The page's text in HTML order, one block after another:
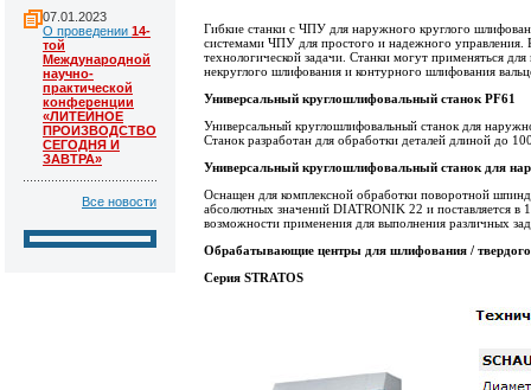
07.01.2023
О проведении 14-
той
Международной
научно-
практической
конференции
«ЛИТЕЙНОЕ
ПРОИЗВОДСТВО
СЕГОДНЯ И
ЗАВТРА»
Все новости
Гибкие станки с ЧПУ для наружного круглого
системами ЧПУ для простого и надежного управления.
технологической задачи. Станки могут применяться
некруглого шлифования и контурного шлифования
Универсальный круглошлифовальный станок PF61
Универсальный круглошлифовальный станок для
Станок разработан для обработки деталей длиной до
Универсальный круглошлифовальный станок для
Оснащен для комплексной обработки поворотной
абсолютных значений DIATRONIK 22 и поставляется в
возможности применения для выполнения различных
Обрабатывающие центры для шлифования / твердого
Серия STRATOS